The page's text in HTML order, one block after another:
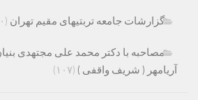
گزارشات جامعه تربتیهای مقیم تهران (۲۰)
مصاحبه با دکتر محمد علی مجتهدی
آریامهر ( شریف واقفی ) (۱۰۷)